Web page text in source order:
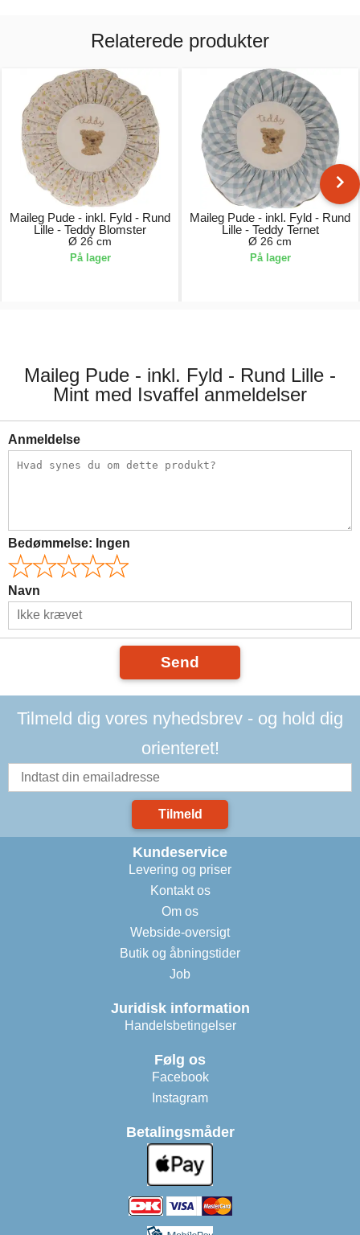
Relaterede produkter
Maileg Pude - inkl. Fyld - Rund
Lille - Teddy Blomster
Ø 26 cm
På lager
Maileg Pude - inkl. Fyld - Rund
Lille - Teddy Ternet
Ø 26 cm
På lager
Maileg Pude - inkl. Fyld - Rund Lille -
Mint med Isvaffel anmeldelser
Anmeldelse
Bedømmelse: Ingen
Navn
Send
Tilmeld dig vores nyhedsbrev - og hold dig
orienteret!
Tilmeld
Kundeservice
Levering og priser
Kontakt os
Om os
Webside-oversigt
Butik og åbningstider
Job
Juridisk information
Handelsbetingelser
Følg os
Facebook
Instagram
Betalingsmåder